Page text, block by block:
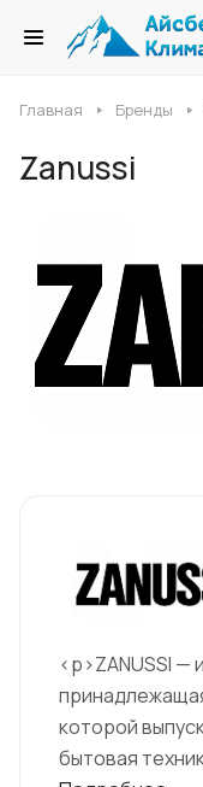
Главная Бренды
Zanussi
<p>ZANUSSI —
которой
бытовая